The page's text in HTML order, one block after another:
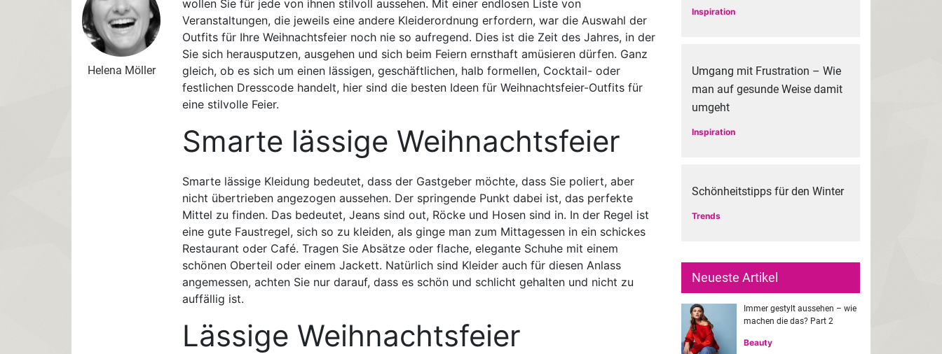
Helena Möller
wollen Sie für jede von ihnen stilvoll aussehen. Mit einer endlosen Liste von
Veranstaltungen, die jeweils eine andere Kleiderordnung erfordern, war die Auswahl der
Outfits für Ihre Weihnachtsfeier noch nie so aufregend. Dies ist die Zeit des Jahres, in der
Sie sich herausputzen, ausgehen und sich beim Feiern ernsthaft amüsieren dürfen. Ganz
gleich, ob es sich um einen lässigen, geschäftlichen, halb formellen, Cocktail- oder
festlichen Dresscode handelt, hier sind die besten Ideen für Weihnachtsfeier-Outfits für
eine stilvolle Feier.
Smarte lässige Weihnachtsfeier
Smarte lässige Kleidung bedeutet, dass der Gastgeber möchte, dass Sie poliert, aber
nicht übertrieben angezogen aussehen. Der springende Punkt dabei ist, das perfekte
Mittel zu finden. Das bedeutet, Jeans sind out, Röcke und Hosen sind in. In der Regel ist
eine gute Faustregel, sich so zu kleiden, als ginge man zum Mittagessen in ein schickes
Restaurant oder Café. Tragen Sie Absätze oder flache, elegante Schuhe mit einem
schönen Oberteil oder einem Jackett. Natürlich sind Kleider auch für diesen Anlass
angemessen, achten Sie nur darauf, dass es schön und schlicht gehalten und nicht zu
auffällig ist.
Lässige Weihnachtsfeier
Inspiration
Umgang mit Frustration – Wie
man auf gesunde Weise damit
umgeht
Inspiration
Schönheitstipps für den Winter
Trends
Neueste Artikel
Immer gestylt aussehen – wie
machen die das? Part 2
Beauty